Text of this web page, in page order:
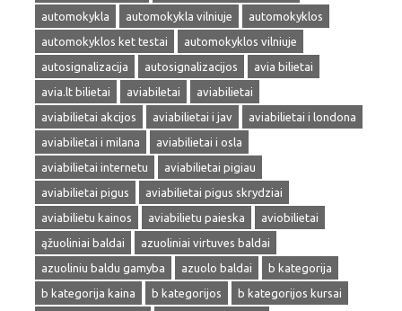
automokykla
automokykla vilniuje
automokyklos
automokyklos ket testai
automokyklos vilniuje
autosignalizacija
autosignalizacijos
avia bilietai
avia.lt bilietai
aviabiletai
aviabilietai
aviabilietai akcijos
aviabilietai i jav
aviabilietai i londona
aviabilietai i milana
aviabilietai i osla
aviabilietai internetu
aviabilietai pigiau
aviabilietai pigus
aviabilietai pigus skrydziai
aviabilietu kainos
aviabilietu paieska
aviobilietai
ąžuoliniai baldai
azuoliniai virtuves baldai
azuoliniu baldu gamyba
azuolo baldai
b kategorija
b kategorija kaina
b kategorijos
b kategorijos kursai